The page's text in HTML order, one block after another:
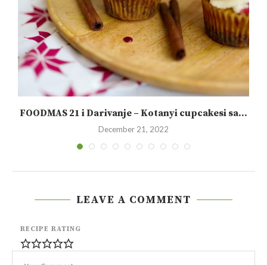
FOODMAS 21 i Darivanje – Kotanyi cupcakesi sa...
December 21, 2022
LEAVE A COMMENT
RECIPE RATING